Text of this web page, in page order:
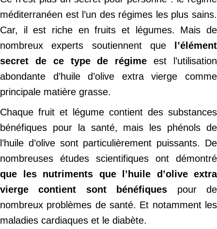
méditerranéen est l’un des régimes les plus sains.
Car, il est riche en fruits et légumes. Mais de
nombreux experts soutiennent quel’élément
secret de ce type de régime est l’utilisation
abondante d’huile d’olive extra vierge comme
principale matière grasse.
Chaque fruit et légume contient des substances
bénéfiques pour la santé, mais les phénols de
l’huile d’olive sont particulièrement puissants. De
nombreuses études scientifiques ont démontré
que les nutriments que l’huile d’olive extra
vierge contient sont bénéfiques pour de
nombreux problèmes de santé. Et notamment les
maladies cardiaques et le diabète.